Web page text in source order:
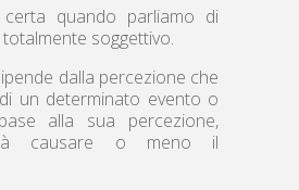
quando parliamo di
soggettivo.
dalla percezione che
di un determinato evento o
alla sua percezione,
causare o meno il